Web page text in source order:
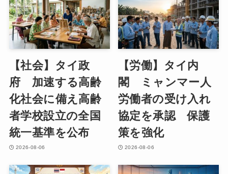
【社会】タイ政
府 加速する高齢
化社会に備え高齢
者学校設立の全国
統一基準を公布
2026-08-06
【労働】タイ内
閣 ミャンマー人
労働者の受け入れ
協定を承認 保護
策を強化
2026-08-06